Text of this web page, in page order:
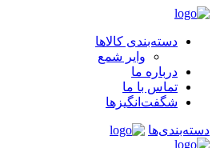
دسته‌بندی کالاها
وایر شمع
درباره ما
تماس با ما
شگفت‌انگیزها
دسته‌بندی‌ها